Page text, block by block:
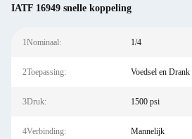
IATF 16949 snelle koppeling
1Nominaal: 1/4
2Toepassing: Voedsel en Drank
3Druk: 1500 psi
4Verbinding: Mannelijk